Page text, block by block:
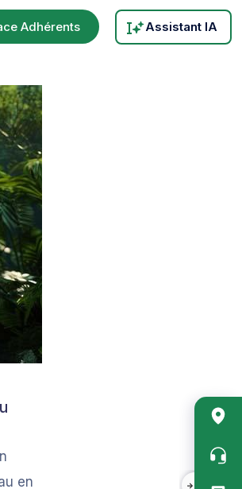
Adhérents Assistant IA
rapide
en